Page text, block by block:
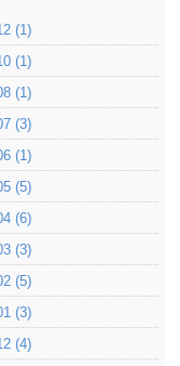
(1)
(1)
(1)
(3)
(1)
(5)
(6)
(3)
(5)
(3)
(4)